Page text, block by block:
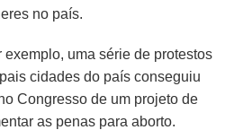
no país.
exemplo, uma série de protestos
cidades do país conseguiu
Congresso de um projeto de
as penas para aborto.